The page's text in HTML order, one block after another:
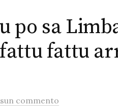
po sa
fattu
commento